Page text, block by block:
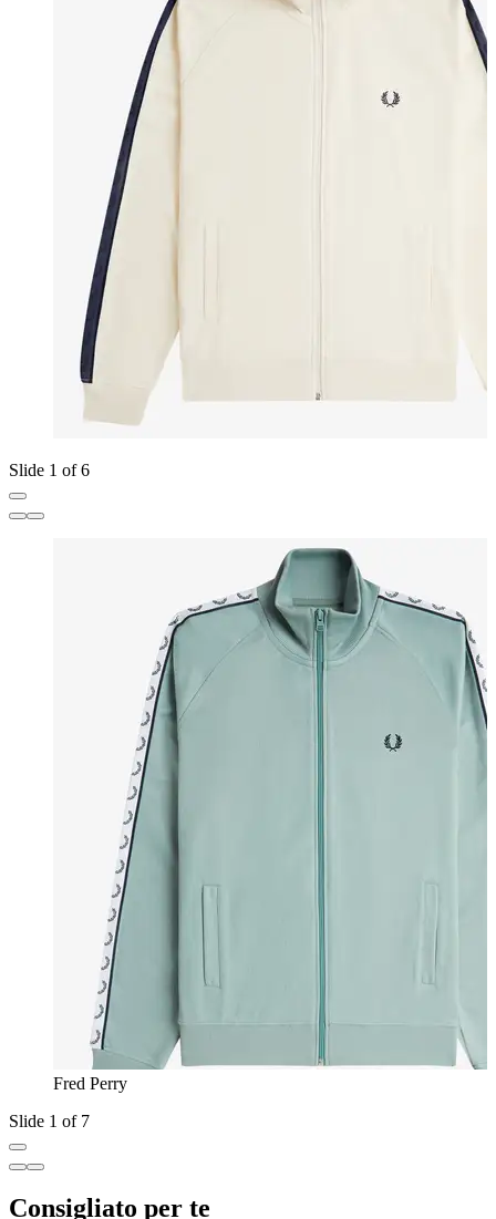
Slide 1 of 6
Fred Perry
Slide 1 of 7
Consigliato per te